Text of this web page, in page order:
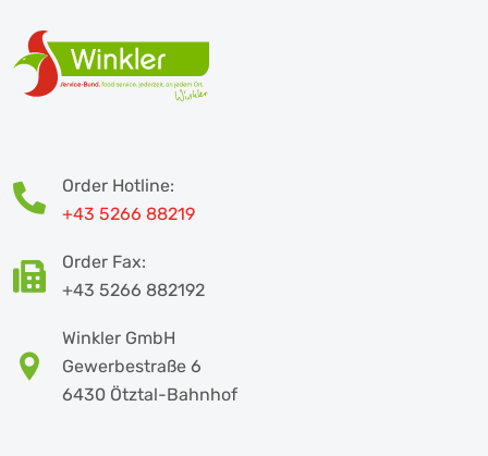
Order Hotline:
+43 5266 88219
Order Fax:
+43 5266 882192
Winkler GmbH
Gewerbestraße 6
6430 Ötztal-Bahnhof